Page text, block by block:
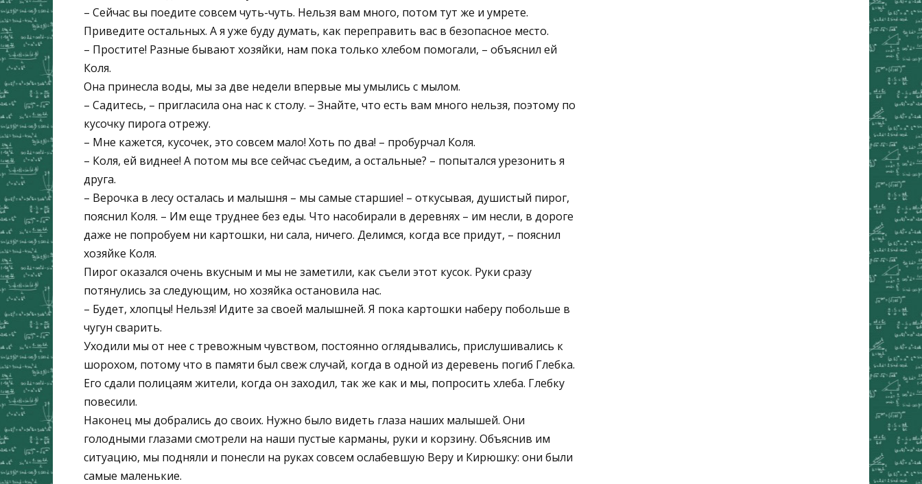
– Сейчас вы поедите совсем чуть-чуть. Нельзя вам много, потом тут же и умрете.
Приведите остальных. А я уже буду думать, как переправить вас в безопасное место.
– Простите! Разные бывают хозяйки, нам пока только хлебом помогали, – объяснил ей
Коля.
Она принесла воды, мы за две недели впервые мы умылись с мылом.
– Садитесь, – пригласила она нас к столу. – Знайте, что есть вам много нельзя, поэтому по
кусочку пирога отрежу.
– Мне кажется, кусочек, это совсем мало! Хоть по два! – пробурчал Коля.
– Коля, ей виднее! А потом мы все сейчас съедим, а остальные? – попытался урезонить я
друга.
– Верочка в лесу осталась и малышня – мы самые старшие! – откусывая, душистый пирог,
пояснил Коля. – Им еще труднее без еды. Что насобирали в деревнях – им несли, в дороге
даже не попробуем ни картошки, ни сала, ничего. Делимся, когда все придут, – пояснил
хозяйке Коля.
Пирог оказался очень вкусным и мы не заметили, как съели этот кусок. Руки сразу
потянулись за следующим, но хозяйка остановила нас.
– Будет, хлопцы! Нельзя! Идите за своей малышней. Я пока картошки наберу побольше в
чугун сварить.
Уходили мы от нее с тревожным чувством, постоянно оглядывались, прислушивались к
шорохом, потому что в памяти был свеж случай, когда в одной из деревень погиб Глебка.
Его сдали полицаям жители, когда он заходил, так же как и мы, попросить хлеба. Глебку
повесили.
Наконец мы добрались до своих. Нужно было видеть глаза наших малышей. Они
голодными глазами смотрели на наши пустые карманы, руки и корзину. Объяснив им
ситуацию, мы подняли и понесли на руках совсем ослабевшую Веру и Кирюшку: они были
самые маленькие.